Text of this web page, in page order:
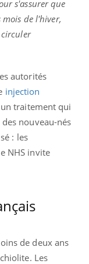
s'assurer que
de l'hiver,
autorités
injection
traitement qui
des nouveau-nés
: les
NHS invite
de deux ans
Les